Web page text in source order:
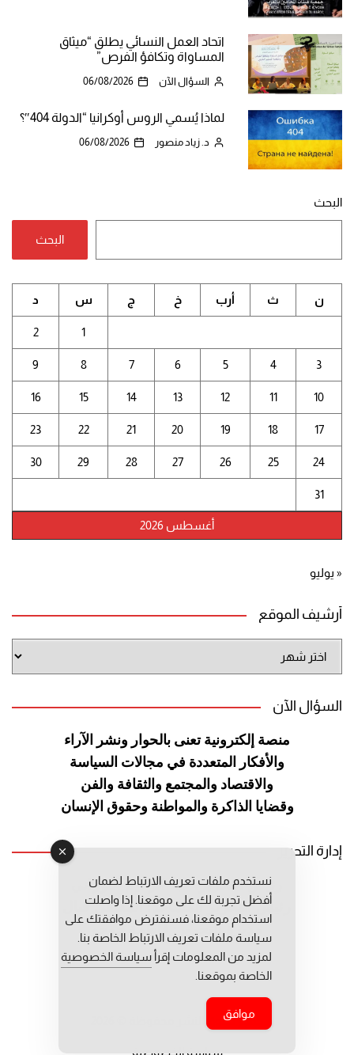
اتحاد العمل النسائي يطلق “ميثاق
المساواة وتكافؤ الفرص”
السؤال الآن 06/08/2026
لماذا يُسمي الروس أوكرانيا “الدولة 404″؟
د. زياد منصور 06/08/2026
البحث
البحث
أغسطس 2026
ن ث أرب خ ج س د
1
2
3
4
5
6
7
8
9
10
11
12
13
14
15
16
17
18
19
20
21
22
23
24
25
26
27
28
29
30
31
« يوليو
أرشيف الموقع
الموقع
السؤال الآن
منصة إلكترونية تعنى بالحوار ونشر الآراء
والأفكار المتعددة في مجالات السياسة
والاقتصاد والمجتمع والثقافة والفن
وقضايا الذاكرة والمواطنة وحقوق الإنسان
إدارة التحرير
رئيس التحرير: عبد الرحيم التوراني
رئيس التحرير المساعد: المعطي قبال
مديرة التحرير: فاطمة حوحو
جميع حقوق النشر محفوظة © 2026
سياسة الخصوصية
نستخدم ملفات تعريف الارتباط لضمان
أفضل تجربة لك على موقعنا. إذا واصلت
استخدام موقعنا، فسنفترض موافقتك على
سياسة ملفات تعريف الارتباط الخاصة بنا.
لمزيد من المعلومات إقرأ سياسة الخصوصية
الخاصة بموقعنا.
موافق